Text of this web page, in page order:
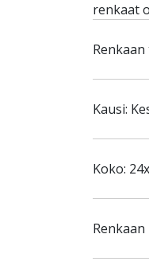
renkaat
Kausi:
Koko: